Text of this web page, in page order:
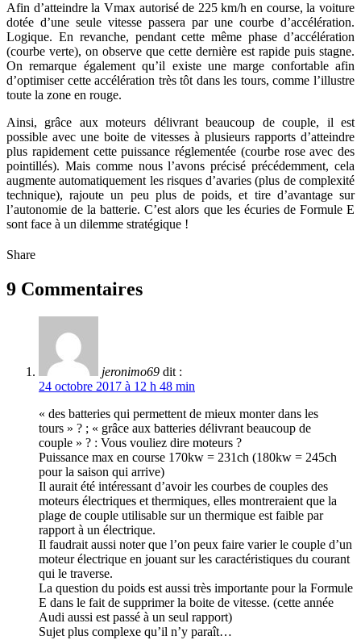
Afin d’atteindre la Vmax autorisé de 225 km/h en course, la voiture
dotée d’une seule vitesse passera par une courbe d’accélération.
Logique. En revanche, pendant cette même phase d’accélération
(courbe verte), on observe que cette dernière est rapide puis stagne.
On remarque également qu’il existe une marge confortable afin
d’optimiser cette accélération très tôt dans les tours, comme l’illustre
toute la zone en rouge.
Ainsi, grâce aux moteurs délivrant beaucoup de couple, il est
possible avec une boite de vitesses à plusieurs rapports d’atteindre
plus rapidement cette puissance réglementée (courbe rose avec des
pointillés). Mais comme nous l’avons précisé précédemment, cela
augmente automatiquement les risques d’avaries (plus de complexité
technique), rajoute un peu plus de poids, et tire d’avantage sur
l’autonomie de la batterie. C’est alors que les écuries de Formule E
sont face à un dilemme stratégique !
Share
9 Commentaires
jeronimo69 dit :
24 octobre 2017 à 12 h 48 min
« des batteries qui permettent de mieux monter dans les
tours » ? ; « grâce aux batteries délivrant beaucoup de
couple » ? : Vous vouliez dire moteurs ?
Puissance max en course 170kw = 231ch (180kw = 245ch
pour la saison qui arrive)
Il aurait été intéressant d’avoir les courbes de couples des
moteurs électriques et thermiques, elles montreraient que la
plage de couple utilisable sur un thermique est faible par
rapport à un électrique.
Il faudrait aussi noter que l’on peux faire varier le couple d’un
moteur électrique en jouant sur les caractéristiques du courant
qui le traverse.
La question du poids est aussi très importante pour la Formule
E dans le fait de supprimer la boite de vitesse. (cette année
Audi aussi est passé à un seul rapport)
Sujet plus complexe qu’il n’y paraît…